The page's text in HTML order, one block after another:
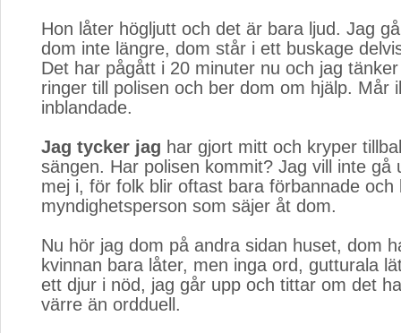
Hon låter högljutt och det är bara ljud. Jag
dom inte längre, dom står i ett buskage
Det har pågått i 20 minuter nu och jag
ringer till polisen och ber dom om hjälp. Mår
inblandade.
Jag tycker jag har gjort mitt och kryper
sängen. Har polisen kommit? Jag vill inte gå
mej i, för folk blir oftast bara förbannade och
myndighetsperson som säjer åt dom.
Nu hör jag dom på andra sidan huset, dom
kvinnan bara låter, men inga ord, gutturala
ett djur i nöd, jag går upp och tittar om det
värre än ordduell.